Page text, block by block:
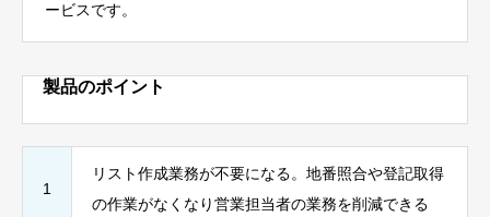
ービスです。
製品のポイント
1
リスト作成業務が不要になる。地番照合や登記取得
の作業がなくなり営業担当者の業務を削減できる